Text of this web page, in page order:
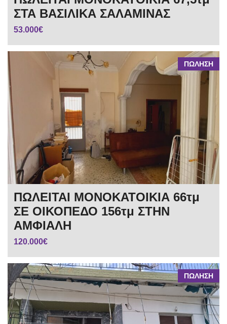
ΣΤΑ ΒΑΣΙΛΙΚΑ ΣΑΛΑΜΙΝΑΣ
53.000€
ΠΩΛΗΣΗ
ΠΩΛΕΙΤΑΙ ΜΟΝΟΚΑΤΟΙΚΙΑ 66τμ
ΣΕ ΟΙΚΟΠΕΔΟ 156τμ ΣΤΗΝ
ΑΜΦΙΑΛΗ
120.000€
ΠΩΛΗΣΗ